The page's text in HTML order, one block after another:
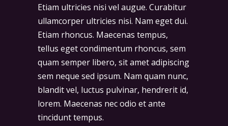
Etiam ultricies nisi vel augue. Curabitur
ullamcorper ultricies nisi. Nam eget dui.
Etiam rhoncus. Maecenas tempus,
tellus eget condimentum rhoncus, sem
quam semper libero, sit amet adipiscing
sem neque sed ipsum. Nam quam nunc,
blandit vel, luctus pulvinar, hendrerit id,
lorem. Maecenas nec odio et ante
tincidunt tempus.